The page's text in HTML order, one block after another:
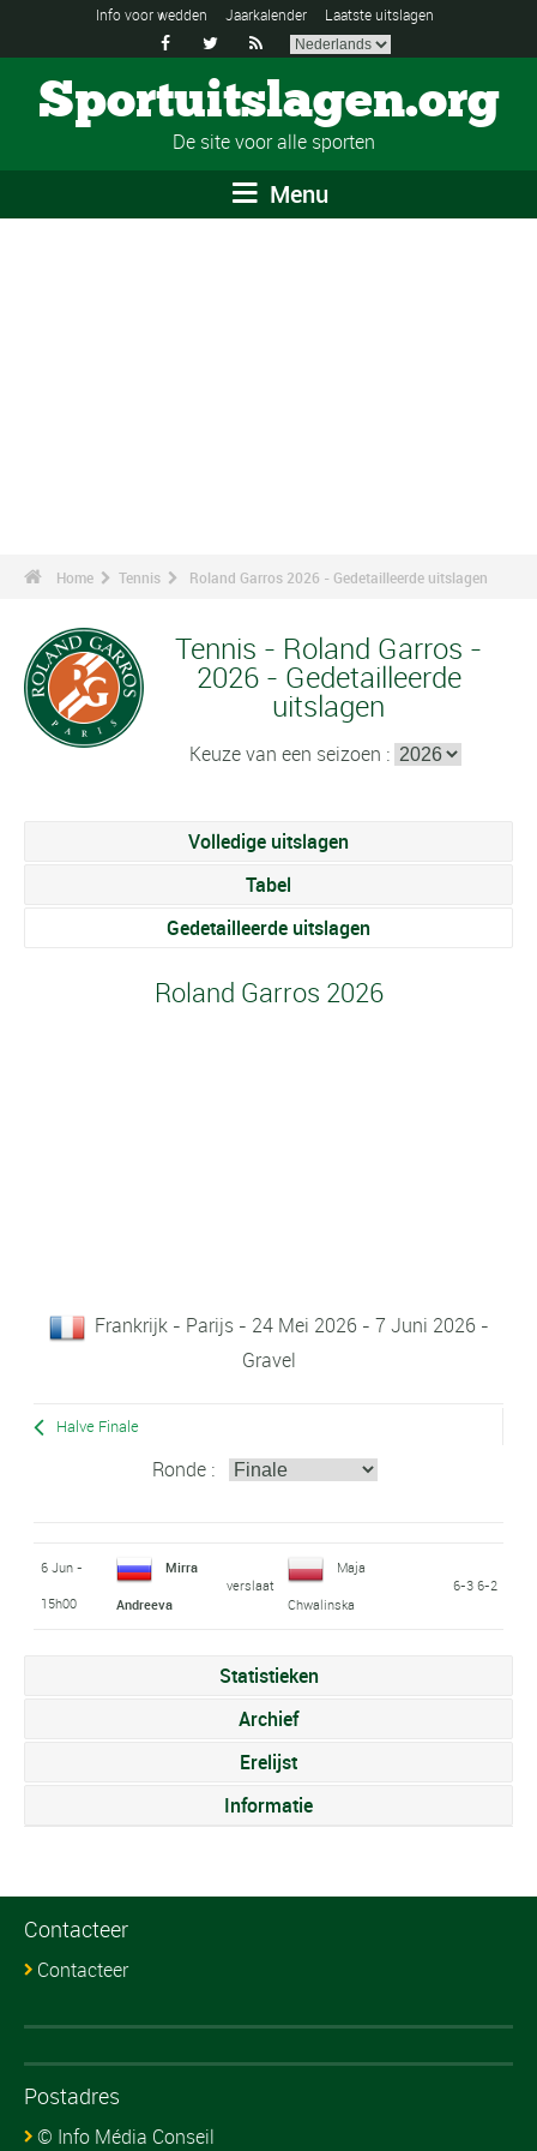
Info voor wedden Jaarkalender Laatste uitslagen
  
Sportuitslagen.org
De site voor alle sporten
Menu
Home Tennis Roland Garros 2026 - Gedetailleerde uitslagen
Tennis - Roland Garros -
2026 - Gedetailleerde
uitslagen
Keuze van een seizoen :
Volledige uitslagen
Tabel
Gedetailleerde uitslagen
Roland Garros 2026
Frankrijk - Parijs - 24 Mei 2026 - 7 Juni 2026 -
Gravel
Halve Finale
Ronde :
6 Jun -
15h00
Mirra
Andreeva
verslaat
Maja
Chwalinska
6-3 6-2
Statistieken
Archief
Erelijst
Informatie
Contacteer
Contacteer
Postadres
© Info Média Conseil